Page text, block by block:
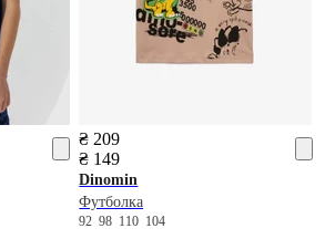
₴ 209
₴ 149
Dinomin
Футболка
9298 110 104